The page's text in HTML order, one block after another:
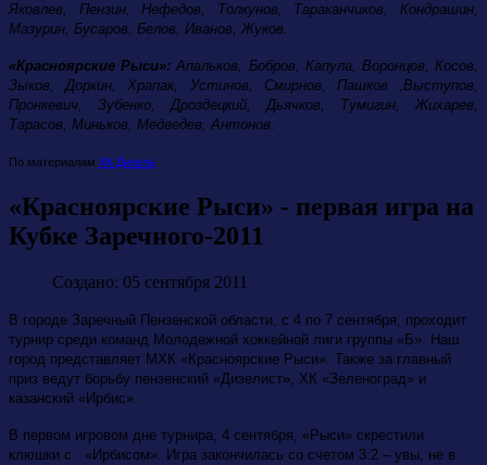
Яковлев, Пензин, Нефедов, Толкунов, Тараканчиков, Кондрашин,
Мазурин, Бусаров, Белов, Иванов, Жуков.
«Красноярские Рыси»: Апальков, Бобров, Капула, Воронцов, Косов,
Зыков, Доркин, Храпак, Устинов, Смирнов, Пашков ,Выступов,
Пронкевич, Зубенко, Дроздецкий, Дьячков, Тумигин, Жихарев,
Тарасов, Миньков, Медведев, Антонов.
По материалам ХК Дизель
«Красноярские Рыси» - первая игра на
Кубке Заречного-2011
Создано: 05 сентября 2011
В городе Заречный Пензенской области, с 4 по 7 сентября, проходит
турнир среди команд Молодежной хоккейной лиги группы «Б». Наш
город представляет МХК «Красноярские Рыси». Также за главный
приз ведут борьбу пензенский «Дизелист», ХК «Зеленоград» и
казанский «Ирбис».
В первом игровом дне турнира, 4 сентября, «Рыси» скрестили
клюшки с «Ирбисом». Игра закончилась со счетом 3:2 – увы, не в